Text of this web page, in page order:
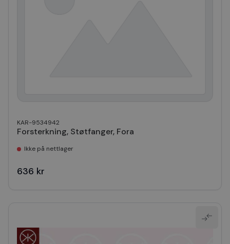
KAR-9534942
Forsterkning, Støtfanger, Fora
Ikke på nettlager
636 kr